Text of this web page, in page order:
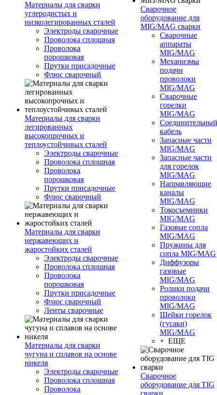
Материалы для сварки
углеродистых и
низколегированных сталей
Электроды сварочные
Проволока сплошная
Проволока
порошковая
Прутки присадочные
Флюс сварочный
Материалы для сварки
легированных
высокопрочных и
теплоустойчивых сталей
Электроды сварочные
Проволока сплошная
Проволока
порошковая
Прутки присадочные
Флюс сварочный
Материалы для сварки
нержавеющих и
жаростойких сталей
Электроды сварочные
Проволока сплошная
Проволока
порошковая
Прутки присадочные
Флюс сварочный
Ленты сварочные
Материалы для сварки
чугуна и сплавов на основе
никеля
Электроды сварочные
Проволока сплошная
Проволока
Сварочное
оборудование для
MIG/MAG сварки
Сварочные
аппараты
MIG/MAG
Механизмы
подачи
проволоки
MIG/MAG
Сварочные
горелки
MIG/MAG
Соединительный
кабель
Запасные части
MIG/MAG
Запасные части
для горелок
MIG/MAG
Направляющие
каналы
MIG/MAG
Токосъемники
MIG/MAG
Газовые сопла
MIG/MAG
Пружины для
сопла MIG/MAG
Диффузоры
газовые
MIG/MAG
Ролики подачи
проволоки
MIG/MAG
Шейки горелок
(гусаки)
MIG/MAG
+ ЕЩЕ
Сварочное
оборудование для TIG
сварки